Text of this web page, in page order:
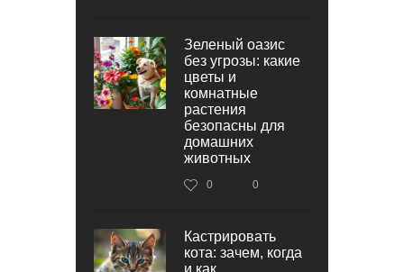
Зеленый оазис
без угрозы: какие
цветы и
комнатные
растения
безопасны для
домашних
животных
0 0
Кастрировать
кота: зачем, когда
и как